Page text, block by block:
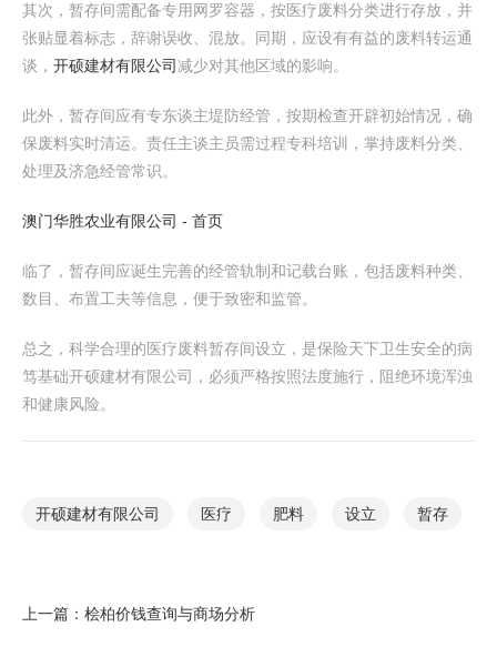
其次，暂存间需配备专用网罗容器，按医疗废料分类进行存放，并
张贴显着标志，辞谢误收、混放。同期，应设有有益的废料转运通
谈， 开硕建材有限公司减少对其他区域的影响。
此外，暂存间应有专东谈主堤防经管，按期检查开辟初始情况，确
保废料实时清运。责任主谈主员需过程专科培训，掌持废料分类、
处理及济急经管常识。
澳门华胜农业有限公司 - 首页
临了，暂存间应诞生完善的经管轨制和记载台账，包括废料种类、
数目、布置工夫等信息，便于致密和监管。
总之，科学合理的医疗废料暂存间设立，是保险天下卫生安全的病
笃基础开硕建材有限公司，必须严格按照法度施行，阻绝环境浑浊
和健康风险。
开硕建材有限公司 医疗 肥料 设立 暂存
上一篇： 桧柏价钱查询与商场分析